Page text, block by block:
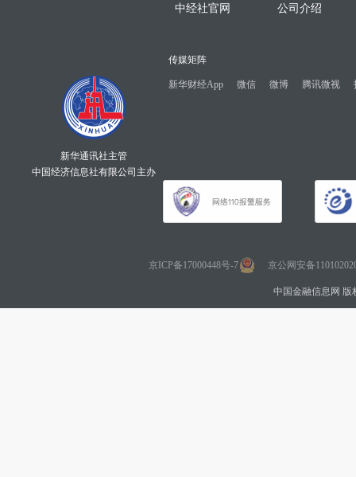
中经社官网 公司介绍
新华通讯社主管
中国经济信息社有限公司主办
传媒矩阵
新华财经App 微信 微博 腾讯微视
京ICP备17000448号-7 京公网安备
中国金融信息网 版